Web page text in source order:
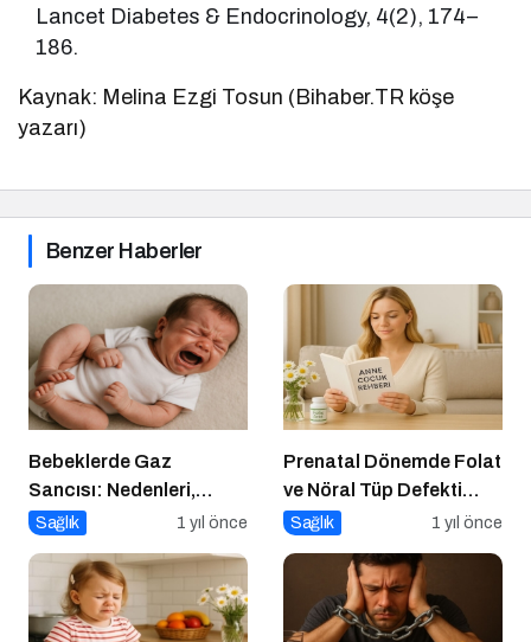
Lancet Diabetes & Endocrinology, 4(2), 174–
186.
Kaynak: Melina Ezgi Tosun (Bihaber.TR köşe
yazarı)
Benzer Haberler
Bebeklerde Gaz
Sancısı: Nedenleri,
Belirtileri ve Etkili
Sağlık 1 yıl önce
Prenatal Dönemde Folat
ve Nöral Tüp Defekti
İlişkisi
Sağlık 1 yıl önce